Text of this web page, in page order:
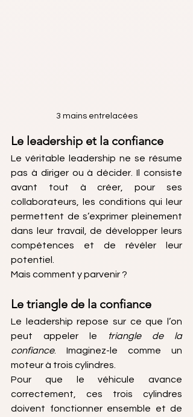
3 mains entrelacées
Le leadership et la confiance
Le véritable leadership ne se résume
pas à diriger ou à décider. Il consiste
avant tout à créer, pour ses
collaborateurs, les conditions qui leur
permettent de s’exprimer pleinement
dans leur travail, de développer leurs
compétences et de révéler leur
potentiel.
Mais comment y parvenir ?
Le triangle de la confiance
Le leadership repose sur ce que l’on
peut appeler le
triangle de la
confiance. Imaginez-le comme un
moteur à trois cylindres.
Pour que le véhicule avance
correctement, ces trois cylindres
doivent fonctionner ensemble et de